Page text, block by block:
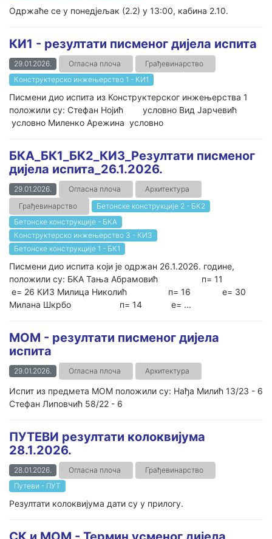
Одржаће се у понедјељак (2.2) у 13:00, кабина 2.10.
КИ1 - резултати писменог дијела испита
29.01.2026. Огласна плоча
Грађевинарство
Конструктерско инжењерство 1 - КИ1
Писмени дио испита из Конструктерског инжењерства 1
положили су: Стефан Нојић условно Вид Јарчевић
условно Миленко Арежина условно
БКА_БК1_БК2_КИ3_Резултати писменог
дијела испита_26.1.2026.
29.01.2026. Огласна плоча
Архитектура
Грађевинарство
Бетонске конструкције 2 - БК2
Бетонске конструкције - БКА
Конструктерско инжењерство 3 - КИ3
Бетонске конструкције 1 - БК1
Писмени дио испита који је одржан 26.1.2026. године,
положили су: БКА Тања Абрамовић п= 11
е= 26 КИ3 Милица Николић п= 16 е= 30
Милана Шкрбо п= 14 е= ...
МОМ - резултати писменог дијела
испита
29.01.2026. Огласна плоча Архитектура
Испит из предмета МОМ положили су: Нађа Милић 13/23 - 6
Стефан Липовчић 58/22 - 6
ПУТЕВИ резултати колоквијума
28.1.2026.
28.01.2026. Огласна плоча
Грађевинарство
Путеви - ПУТ
Резултати колоквијума дати су у прилогу.